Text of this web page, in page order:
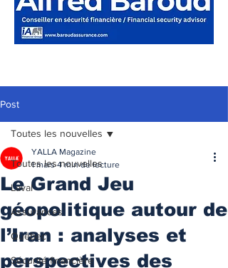
Post
Toutes les nouvelles
Laval
Assurances
Québec
Sécurité financière
Toutes les nouvelles
Le Grand Jeu
géopolitique autour de
l’Iran : analyses et
perspectives des
YALLA Magazine
1 mars 4 min de lecture